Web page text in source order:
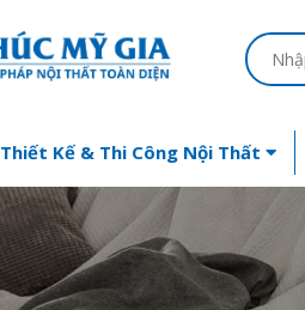
Thiết Kế & Thi Công Nội Thất